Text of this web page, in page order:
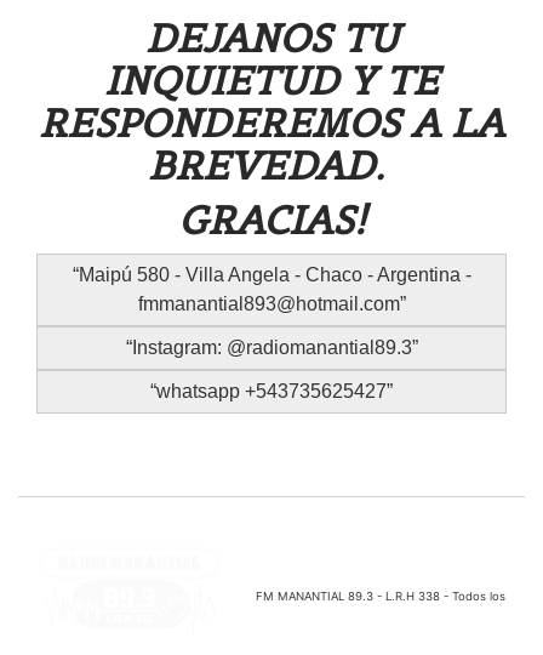
DEJANOS TU
INQUIETUD Y TE
RESPONDEREMOS A LA
BREVEDAD.
GRACIAS!
Maipú 580 - Villa Angela - Chaco - Argentina -
fmmanantial893@hotmail.com
Instagram: @radiomanantial89.3
whatsapp +543735625427
FM MANANTIAL 89.3 - L.R.H 338 - Todos los